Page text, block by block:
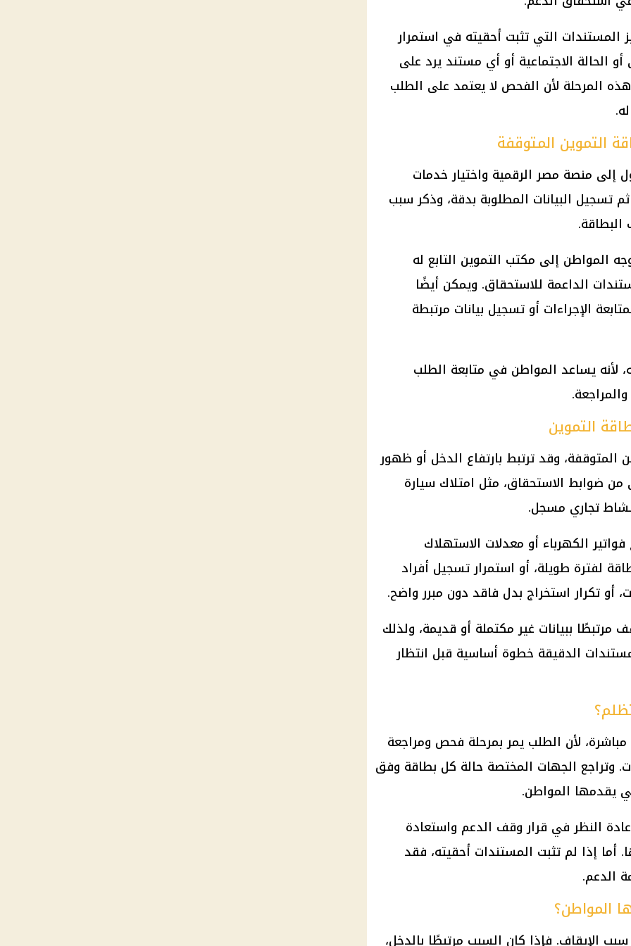
المستندات التي تثبت أحقيته في استمرار
الحالة الاجتماعية أو أي مستند يرد على
المرحلة لأن الفحص لا يعتمد على الطلب
التموين المتوقفة
إلى منصة مصر الرقمية واختيار خدمات
ثم تسجيل البيانات المطلوبة بدقة، وذكر سبب
المواطن إلى مكتب التموين التابع له
الداعمة للاستحقاق. ويمكن أيضًا
مع الخط الساخن 19959 لمتابعة الإجراءات أو تسجيل بيانات مرتبطة
لأنه يساعد المواطن في متابعة الطلب
التموين
المتوقفة، وقد ترتبط بارتفاع الدخل أو ظهور
ضوابط الاستحقاق، مثل امتلاك سيارة
تجاري مسجل.
الكهرباء أو معدلات الاستهلاك
لفترة طويلة، أو استمرار تسجيل أفراد
أو تكرار استخراج بدل فاقد دون مبرر واضح.
ببيانات غير مكتملة أو قديمة، ولذلك
الدقيقة خطوة أساسية قبل انتظار
لأن الطلب يمر بمرحلة فحص ومراجعة
وتراجع الجهات المختصة حالة كل بطاقة وفق
يقدمها المواطن.
النظر في قرار وقف الدعم واستعادة
أما إذا لم تثبت المستندات أحقيته، فقد
الدعم.
المواطن؟
الإيقاف. فإذا كان السبب مرتبطًا بالدخل،